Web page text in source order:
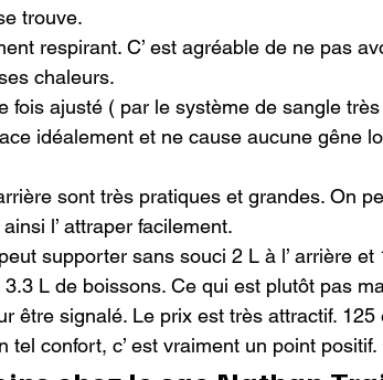
trouve.
respirant. C’ est agréable de ne pas
chaleurs.
fois ajusté ( par le système de sangle
idéalement et ne cause aucune gêne
sont très pratiques et grandes. On
l’ attraper facilement.
supporter sans souci 2 L à l’ arrière et
L de boissons. Ce qui est plutôt pas
être signalé. Le prix est très attractif.
tel confort, c’ est vraiment un point positif.